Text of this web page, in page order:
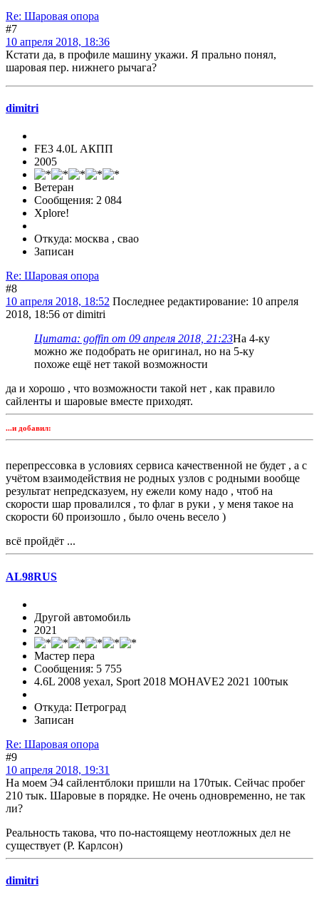
Re: Шаровая опора
#7
10 апреля 2018, 18:36
Кстати да, в профиле машину укажи. Я прально понял,
шаровая пер. нижнего рычага?
dimitri
FE3 4.0L АКПП
2005
Ветеран
Сообщения: 2 084
Xplore!
Откуда: москва , свао
Записан
Re: Шаровая опора
#8
10 апреля 2018, 18:52 Последнее редактирование: 10 апреля
2018, 18:56 от dimitri
Цитата: goffin от 09 апреля 2018, 21:23На 4-ку
можно же подобрать не оригинал, но на 5-ку
похоже ещё нет такой возможности
да и хорошо , что возможности такой нет , как правило
сайленты и шаровые вместе приходят.
...и добавил:
перепрессовка в условиях сервиса качественной не будет , а с
учётом взаимодействия не родных узлов с родными вообще
результат непредсказуем, ну ежели кому надо , чтоб на
скорости шар провалился , то флаг в руки , у меня такое на
скорости 60 произошло , было очень весело )
всё пройдёт ...
AL98RUS
Другой автомобиль
2021
Мастер пера
Сообщения: 5 755
4.6L 2008 уехал, Sport 2018 MOHAVE2 2021 100тык
Откуда: Петроград
Записан
Re: Шаровая опора
#9
10 апреля 2018, 19:31
На моем Э4 сайлентблоки пришли на 170тык. Сейчас пробег
210 тык. Шаровые в порядке. Не очень одновременно, не так
ли?
Реальность такова, что по-настоящему неотложных дел не
существует (Р. Карлсон)
dimitri